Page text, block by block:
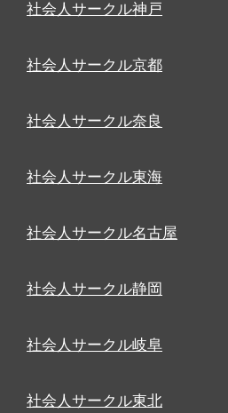
社会人サークル神戸
社会人サークル京都
社会人サークル奈良
社会人サークル東海
社会人サークル名古屋
社会人サークル静岡
社会人サークル岐阜
社会人サークル東北